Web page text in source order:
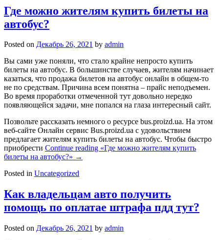
Где можно жителям купить билеты на
автобус?
Posted on Декабрь 26, 2021 by admin
Вы сами уже поняли, что стало крайне непросто купить
билеты на автобус. В большинстве случаев, жителям начинает
казаться, что продажа билетов на автобус онлайн в общем-то
не по средствам. Причина всем понятна – прайс неподъемен.
Во время проработки отмеченной тут довольно нередко
появляющейся задачи, мне попался на глаза интересный сайт.
Позвольте рассказать немного о ресурсе bus.proizd.ua. На этом
веб-сайте Онлайн сервис Bus.proizd.ua с удовольствием
предлагает жителям купить билеты на автобус. Чтобы быстро
приобрести Continue reading «Где можно жителям купить
билеты на автобус?» →
Posted in Uncategorized
Как владельцам авто получить
помощь по оплатае штрафа пдд тут?
Posted on Декабрь 26, 2021 by admin